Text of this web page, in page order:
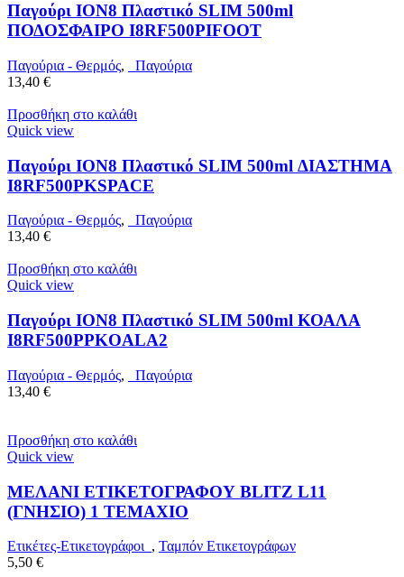
Παγούρι ION8 Πλαστικό SLIM 500ml
ΠΟΔΟΣΦΑΙΡΟ I8RF500PIFOOT
Παγούρια - Θερμός,
Παγούρια
13,40 €
Προσθήκη στο καλάθι
Quick view
Παγούρι ION8 Πλαστικό SLIM 500ml ΔΙΑΣΤΗΜΑ
I8RF500PKSPACE
Παγούρια - Θερμός,
Παγούρια
13,40 €
Προσθήκη στο καλάθι
Quick view
Παγούρι ION8 Πλαστικό SLIM 500ml ΚΟΑΛΑ
I8RF500PPKOALA2
Παγούρια - Θερμός,
Παγούρια
13,40 €
Προσθήκη στο καλάθι
Quick view
ΜΕΛΑΝΙ ΕΤΙΚΕΤΟΓΡΑΦΟΥ BLITZ L11
(ΓΝΗΣΙΟ) 1 ΤΕΜΑΧΙΟ
Ετικέτες-Ετικετογράφοι , Ταμπόν Ετικετογράφων
5,50 €